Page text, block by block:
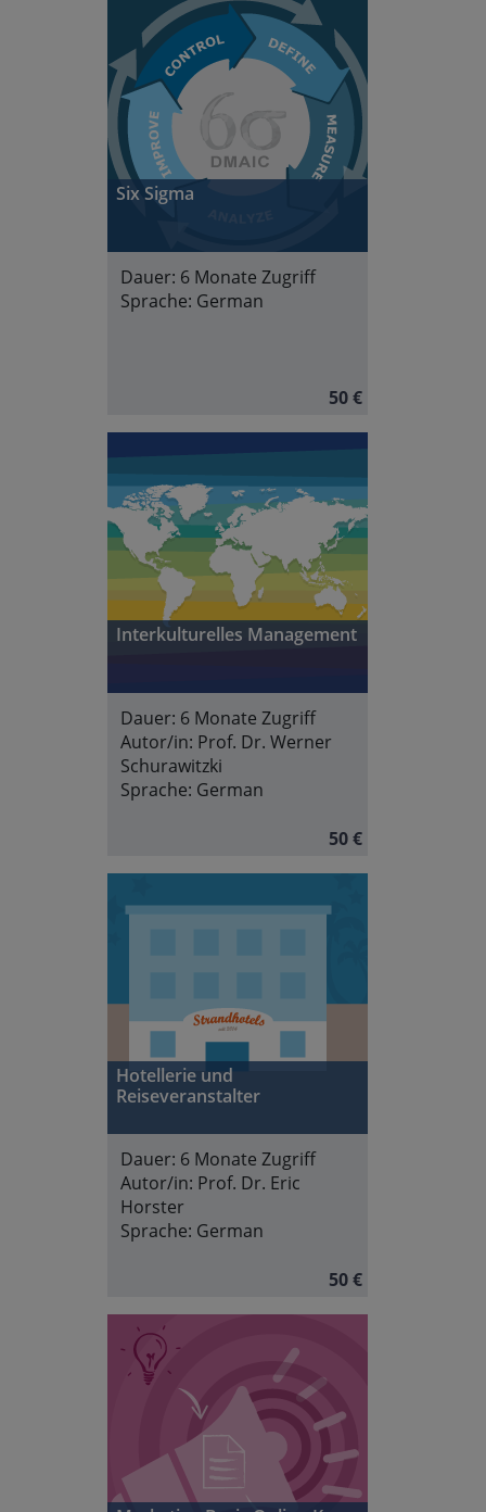
Six Sigma
Dauer: 6 Monate Zugriff
Sprache: German
50 €
Interkulturelles Management
Dauer: 6 Monate Zugriff
Autor/in: Prof. Dr. Werner
Schurawitzki
Sprache: German
50 €
Hotellerie und
Reiseveranstalter
Dauer: 6 Monate Zugriff
Autor/in: Prof. Dr. Eric
Horster
Sprache: German
50 €